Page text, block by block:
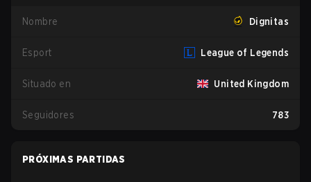
Nombre Dignitas
Esport League of Legends
Situado en United Kingdom
Seguidores 783
PRÓXIMAS PARTIDAS